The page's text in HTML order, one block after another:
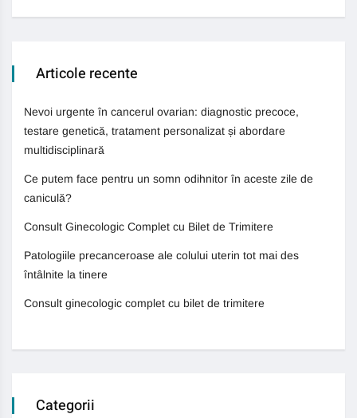
Articole recente
Nevoi urgente în cancerul ovarian: diagnostic precoce,
testare genetică, tratament personalizat și abordare
multidisciplinară
Ce putem face pentru un somn odihnitor în aceste zile de
caniculă?
Consult Ginecologic Complet cu Bilet de Trimitere
Patologiile precanceroase ale colului uterin tot mai des
întâlnite la tinere
Consult ginecologic complet cu bilet de trimitere
Categorii